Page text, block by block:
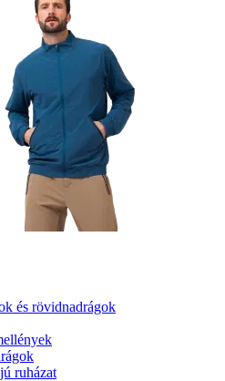
és rövidnadrágok
ruházat